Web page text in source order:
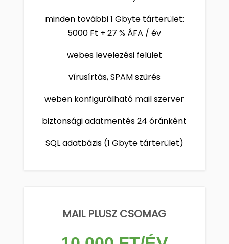
minden további 1 Gbyte tárterület:
5000 Ft + 27 % ÁFA / év
webes levelezési felület
vírusírtás, SPAM szűrés
weben konfigurálható mail szerver
biztonsági adatmentés 24 óránként
SQL adatbázis (1 Gbyte tárterület)
MAIL PLUSZ CSOMAG